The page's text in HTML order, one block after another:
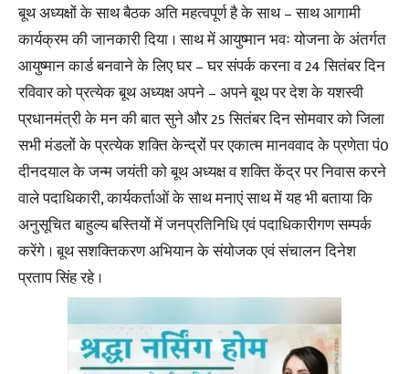
बूथ अध्यक्षों के साथ बैठक अति महत्वपूर्ण है के साथ – साथ आगामी
कार्यक्रम की जानकारी दिया । साथ में आयुष्मान भवः योजना के अंतर्गत
आयुष्मान कार्ड बनवाने के लिए घर – घर संपर्क करना व 24 सितंबर दिन
रविवार को प्रत्येक बूथ अध्यक्ष अपने – अपने बूथ पर देश के यशस्वी
प्रधानमंत्री के मन की बात सुने और 25 सितंबर दिन सोमवार को जिला
सभी मंडलों के प्रत्येक शक्ति केन्द्रों पर एकात्म मानववाद के प्रणेता पं0
दीनदयाल के जन्म जयंती को बूथ अध्यक्ष व शक्ति केंद्र पर निवास करने
वाले पदाधिकारी, कार्यकर्ताओं के साथ मनाएं साथ में यह भी बताया कि
अनुसूचित बाहुल्य बस्तियों में जनप्रतिनिधि एवं पदाधिकारीगण सम्पर्क
करेंगे । बूथ सशक्तिकरण अभियान के संयोजक एवं संचालन दिनेश
प्रताप सिंह रहे ।